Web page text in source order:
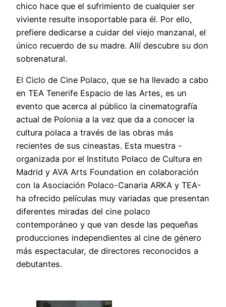
chico hace que el sufrimiento de cualquier ser
viviente resulte insoportable para él. Por ello,
prefiere dedicarse a cuidar del viejo manzanal, el
único recuerdo de su madre. Allí descubre su don
sobrenatural.
El Ciclo de Cine Polaco, que se ha llevado a cabo
en TEA Tenerife Espacio de las Artes, es un
evento que acerca al público la cinematografía
actual de Polonia a la vez que da a conocer la
cultura polaca a través de las obras más
recientes de sus cineastas. Esta muestra -
organizada por el Instituto Polaco de Cultura en
Madrid y AVA Arts Foundation en colaboración
con la Asociación Polaco-Canaria ARKA y TEA-
ha ofrecido películas muy variadas que presentan
diferentes miradas del cine polaco
contemporáneo y que van desde las pequeñas
producciones independientes al cine de género
más espectacular, de directores reconocidos a
debutantes.